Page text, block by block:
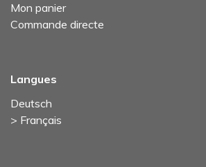
Mon panier
Commande directe
Langues
Deutsch
> Français